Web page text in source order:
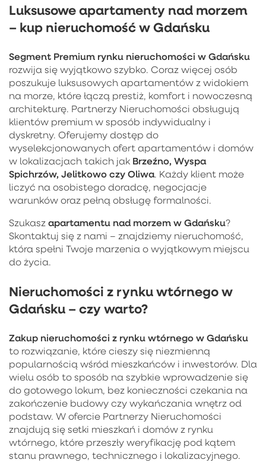
Luksusowe apartamenty nad morzem
– kup nieruchomość w Gdańsku
Segment Premium rynku nieruchomości w Gdańsku
rozwija się wyjątkowo szybko. Coraz więcej osób
poszukuje luksusowych apartamentów z widokiem
na morze, które łączą prestiż, komfort i nowoczesną
architekturę. Partnerzy Nieruchomości obsługują
klientów premium w sposób indywidualny i
dyskretny. Oferujemy dostęp do
wyselekcjonowanych ofert apartamentów i domów
w lokalizacjach takich jak Brzeźno, Wyspa
Spichrzów, Jelitkowo czy Oliwa. Każdy klient może
liczyć na osobistego doradcę, negocjacje
warunków oraz pełną obsługę formalności.
Szukasz apartamentu nad morzem w Gdańsku?
Skontaktuj się z nami – znajdziemy nieruchomość,
która spełni Twoje marzenia o wyjątkowym miejscu
do życia.
Nieruchomości z rynku wtórnego w
Gdańsku – czy warto?
Zakup nieruchomości z rynku wtórnego w Gdańsku
to rozwiązanie, które cieszy się niezmienną
popularnością wśród mieszkańców i inwestorów. Dla
wielu osób to sposób na szybkie wprowadzenie się
do gotowego lokum, bez konieczności czekania na
zakończenie budowy czy wykańczania wnętrz od
podstaw. W ofercie Partnerzy Nieruchomości
znajdują się setki mieszkań i domów z rynku
wtórnego, które przeszły weryfikację pod kątem
stanu prawnego, technicznego i lokalizacyjnego.